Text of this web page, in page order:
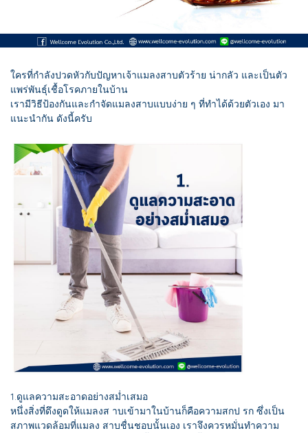
ใครที่กำลังปวดหัวกับปัญหาเจ้าแมลงสาบตัวร้าย น่ากลัว และเป็นตัว
แพร่พันธ์ุเชื้อโรคภายในบ้าน
เรามีวิธีป้องกันและกำจัดแมลงสาบแบบง่าย ๆ ที่ทำได้ด้วยตัวเอง มา
แนะนำกัน ดังนี้ครับ
1.ดูแลความสะอาดอย่างสม่ำเสมอ
หนึ่งสิ่งที่ดึงดูดให้แมลงส าบเข้ามาในบ้านก็คือความสกป รก ซึ่งเป็น
สภาพแวดล้อมที่แมลง สาบชื่นชอบนั้นเอง เราจึงควรหมั่นทำความ